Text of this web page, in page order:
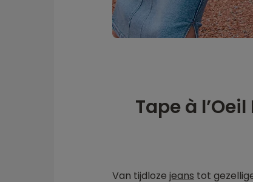
Tape à
Van tijdloze jeans tot